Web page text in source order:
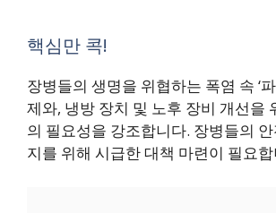
핵심만 콕!
장병들의 생명을 위협하는 폭염 속 ‘
제와, 냉방 장치 및 노후 장비 개선을
의 필요성을 강조합니다. 장병들의
지를 위해 시급한 대책 마련이 필요